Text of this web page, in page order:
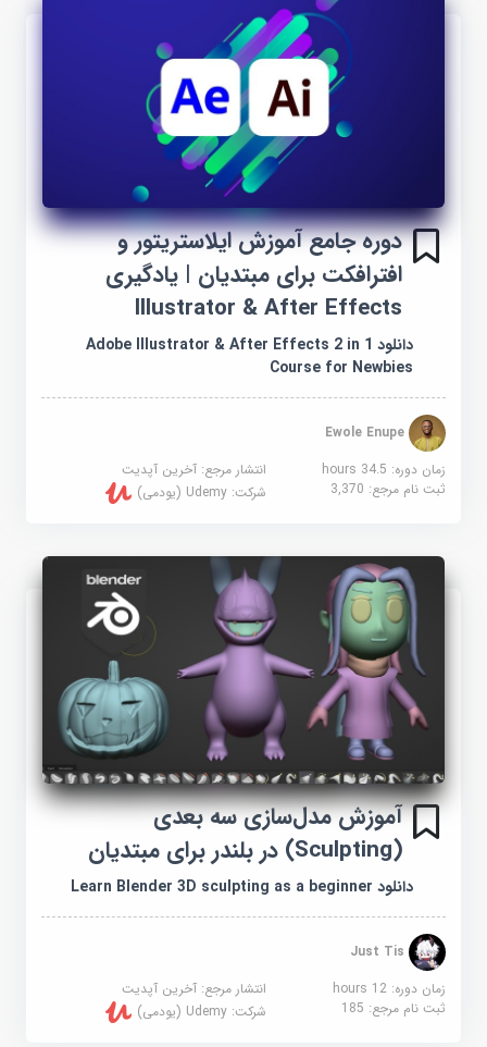
دوره جامع آموزش ایلاستریتور و
افترافکت برای مبتدیان | یادگیری
Illustrator & After Effects
دانلود Adobe Illustrator & After Effects 2 in 1
Course for Newbies
Ewole Enupe
زمان دوره: 34.5 hours
انتشار مرجع:آخرین آپدیت
ثبت نام مرجع:3,370 شرکت:Udemy (یودمی)
آموزش مدل‌سازی سه بعدی
(Sculpting) در بلندر برای مبتدیان
دانلود Learn Blender 3D sculpting as a beginner
Just Tis
زمان دوره: 12 hours
انتشار مرجع:آخرین آپدیت
ثبت نام مرجع:185 شرکت:Udemy (یودمی)